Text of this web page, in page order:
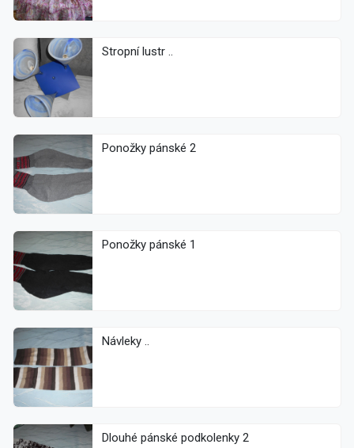
Stropní lustr ..
Ponožky pánské 2
Ponožky pánské 1
Návleky ..
Dlouhé pánské podkolenky 2